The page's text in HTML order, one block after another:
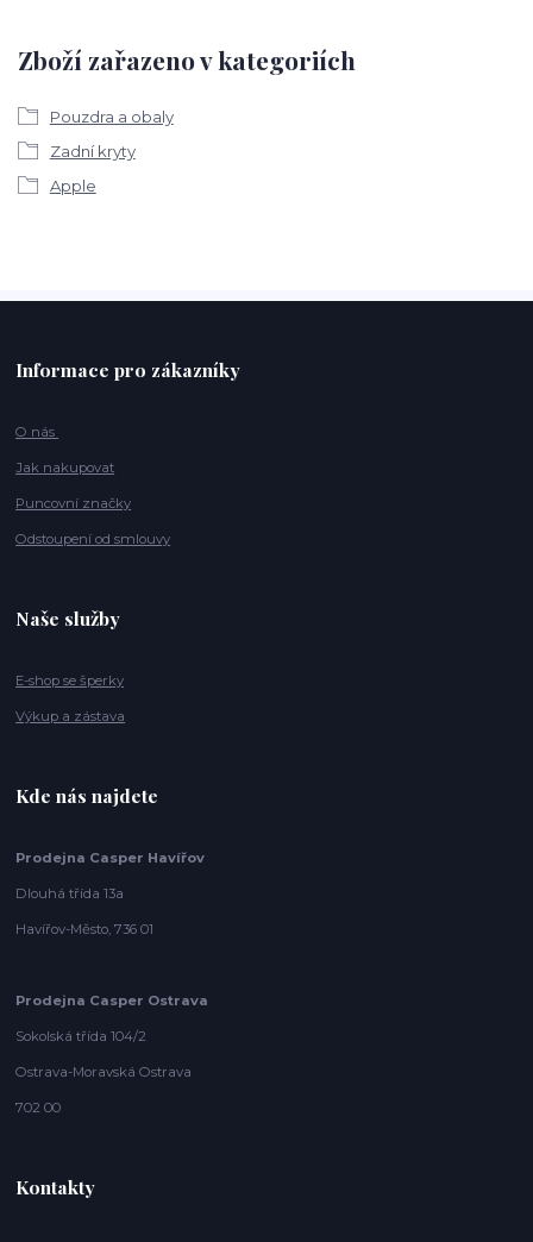
Zboží zařazeno v kategoriích
Pouzdra a obaly
Zadní kryty
Apple
Informace pro zákazníky
O nás
Jak nakupovat
Puncovní značky
Odstoupení od smlouvy
Naše služby
E-shop se šperky
Výkup a zástava
Kde nás najdete
Prodejna Casper Havířov
Dlouhá třída 13a
Havířov-Město, 736 01
Prodejna Casper Ostrava
Sokolská třída 104/2
Ostrava-Moravská Ostrava
702 00
Kontakty